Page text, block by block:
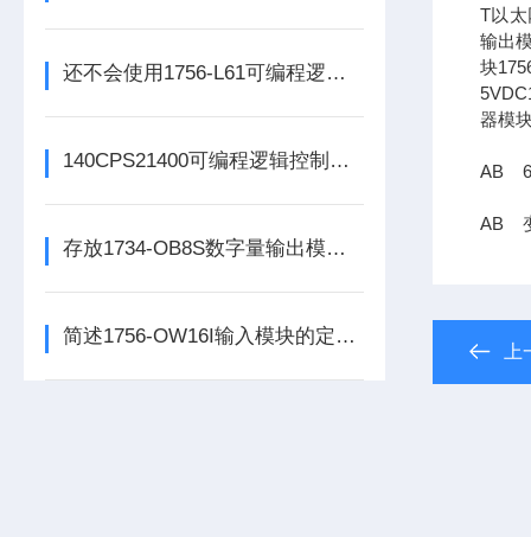
还不会使用1756-L61可编程逻辑控制器？进来看
140CPS21400可编程逻辑控制器的常见问题解决方法分享
存放1734-OB8S数字量输出模块时所需要考虑的方面分享
简述1756-OW16I输入模块的定期维护保养建议
T以太
输出
块
器模
AB 6
AB